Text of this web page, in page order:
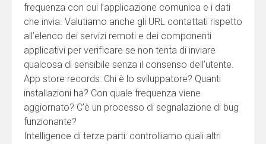
frequenza con cui l’applicazione comunica e i dati
che invia. Valutiamo anche gli URL contattati rispetto
all’elenco dei servizi remoti e dei componenti
applicativi per verificare se non tenta di inviare
qualcosa di sensibile senza il consenso dell’utente.
App store records: Chi è lo sviluppatore? Quanti
installazioni ha? Con quale frequenza viene
aggiornato? C’è un processo di segnalazione di bug
funzionante?
Intelligence di terze parti: controlliamo quali altri